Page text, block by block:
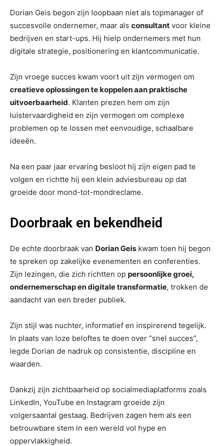
Dorian Geis begon zijn loopbaan niet als topmanager of
succesvolle ondernemer, maar als consultant voor kleine
bedrijven en start-ups. Hij hielp ondernemers met hun
digitale strategie, positionering en klantcommunicatie.
Zijn vroege succes kwam voort uit zijn vermogen om
creatieve oplossingen te koppelen aan praktische
uitvoerbaarheid. Klanten prezen hem om zijn
luistervaardigheid en zijn vermogen om complexe
problemen op te lossen met eenvoudige, schaalbare
ideeën.
Na een paar jaar ervaring besloot hij zijn eigen pad te
volgen en richtte hij een klein adviesbureau op dat
groeide door mond-tot-mondreclame.
Doorbraak en bekendheid
De echte doorbraak van Dorian Geis kwam toen hij begon
te spreken op zakelijke evenementen en conferenties.
Zijn lezingen, die zich richtten op persoonlijke groei,
ondernemerschap en digitale transformatie, trokken de
aandacht van een breder publiek.
Zijn stijl was nuchter, informatief en inspirerend tegelijk.
In plaats van loze beloftes te doen over “snel succes”,
legde Dorian de nadruk op consistentie, discipline en
waarden.
Dankzij zijn zichtbaarheid op socialmediaplatforms zoals
LinkedIn, YouTube en Instagram groeide zijn
volgersaantal gestaag. Bedrijven zagen hem als een
betrouwbare stem in een wereld vol hype en
oppervlakkigheid.